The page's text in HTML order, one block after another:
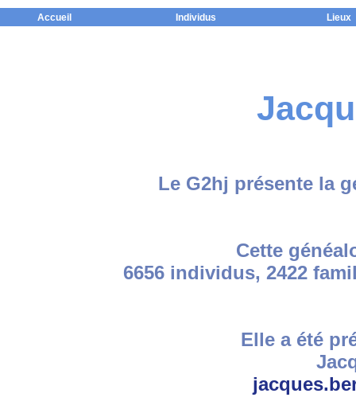
Accueil Individus Lieux
Le G2hj présente la
Cette
6656 individus, 2422
Elle a été